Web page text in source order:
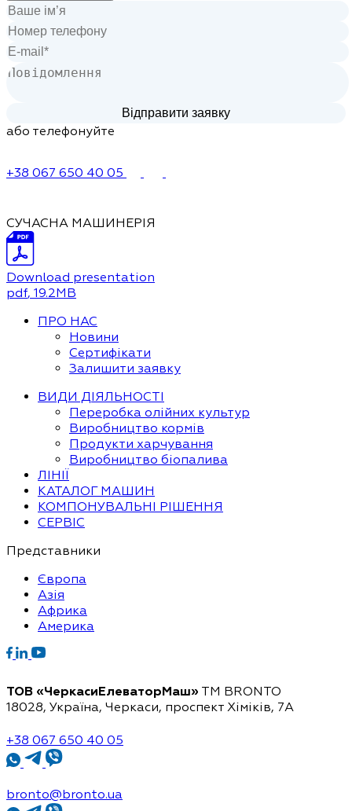
або телефонуйте
+38 067 650 40 05
СУЧАСНА МАШИНЕРІЯ
Download presentation
pdf, 19.2MB
ПРО НАС
Новини
Сертифікати
Залишити заявку
ВИДИ ДІЯЛЬНОСТІ
Переробка олійних культур
Виробництво кормів
Продукти харчування
Виробництво біопалива
ЛІНІЇ
КАТАЛОГ МАШИН
КОМПОНУВАЛЬНІ РІШЕННЯ
СЕРВІС
Представники
Європа
Азія
Африка
Америка
ТОВ «ЧеркасиЕлеваторМаш» ТМ BRONTO
18028, Україна, Черкаси, проспект Хіміків, 7А
+38 067 650 40 05
bronto@bronto.ua